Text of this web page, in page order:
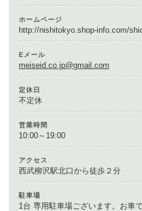
ホームページ
http://nishitokyo.shop-info.com/
Eメール
meiseid.co.jp@gmail.com
定休日
不定休
営業時間
10:00～19:00
アクセス
西武柳沢駅北口から徒歩２分
駐車場
1台 専用駐車場ございます。お車